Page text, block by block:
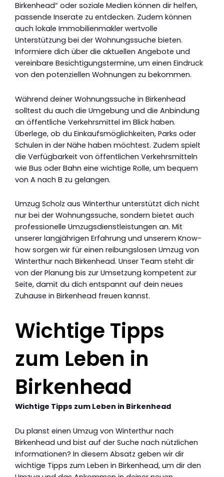
Birkenhead“ oder soziale Medien können dir helfen,
passende Inserate zu entdecken. Zudem können
auch lokale Immobilienmakler wertvolle
Unterstützung bei der Wohnungssuche bieten.
Informiere dich über die aktuellen Angebote und
vereinbare Besichtigungstermine, um einen Eindruck
von den potenziellen Wohnungen zu bekommen.
Während deiner Wohnungssuche in Birkenhead
solltest du auch die Umgebung und die Anbindung
an öffentliche Verkehrsmittel im Blick haben.
Überlege, ob du Einkaufsmöglichkeiten, Parks oder
Schulen in der Nähe haben möchtest. Zudem spielt
die Verfügbarkeit von öffentlichen Verkehrsmitteln
wie Bus oder Bahn eine wichtige Rolle, um bequem
von A nach B zu gelangen.
Umzug Scholz aus Winterthur unterstützt dich nicht
nur bei der Wohnungssuche, sondern bietet auch
professionelle Umzugsdienstleistungen an. Mit
unserer langjährigen Erfahrung und unserem Know-
how sorgen wir für einen reibungslosen Umzug von
Winterthur nach Birkenhead. Unser Team steht dir
von der Planung bis zur Umsetzung kompetent zur
Seite, damit du dich entspannt auf dein neues
Zuhause in Birkenhead freuen kannst.
Wichtige Tipps
zum Leben in
Birkenhead
Wichtige Tipps zum Leben in Birkenhead
Du planst einen Umzug von Winterthur nach
Birkenhead und bist auf der Suche nach nützlichen
Informationen? In diesem Absatz geben wir dir
wichtige Tipps zum Leben in Birkenhead, um dir den